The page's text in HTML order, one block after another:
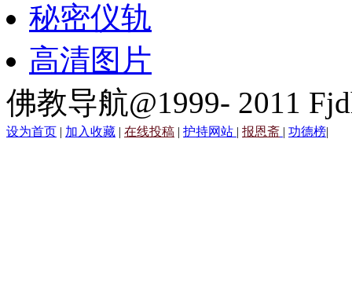
秘密仪轨
高清图片
佛教导航@1999- 2011
设为首页 | 加入收藏 | 在线投稿 | 护持网站 | 报恩斋 | 功德榜|